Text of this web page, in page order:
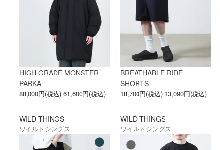
HIGH GRADE MONSTER
PARKA
88,000円(税込) 61,600円(税込)
BREATHABLE RIDE
SHORTS
18,700円(税込) 13,090円(税込)
WILD THINGS
ワイルドシングス
WILD THINGS
ワイルドシングス